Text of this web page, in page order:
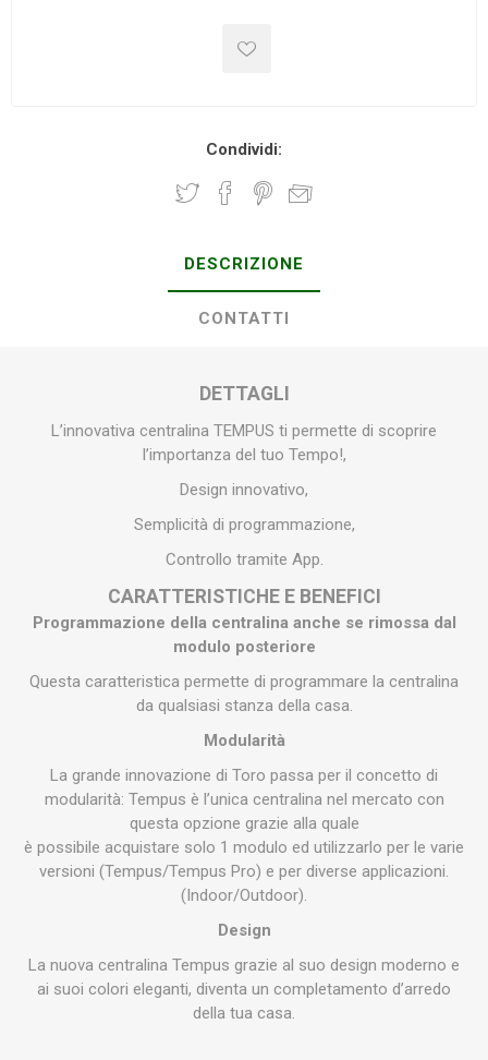
Condividi:
DESCRIZIONE
CONTATTI
DETTAGLI
L’innovativa centralina TEMPUS ti permette di scoprire
l’importanza del tuo Tempo!,
Design innovativo,
Semplicità di programmazione,
Controllo tramite App.
CARATTERISTICHE E BENEFICI
Programmazione della centralina anche se rimossa dal
modulo posteriore
Questa caratteristica permette di programmare la centralina
da qualsiasi stanza della casa.
Modularità
La grande innovazione di Toro passa per il concetto di
modularità: Tempus è l’unica centralina nel mercato con
questa opzione grazie alla quale
è possibile acquistare solo 1 modulo ed utilizzarlo per le varie
versioni (Tempus/Tempus Pro) e per diverse applicazioni.
(Indoor/Outdoor).
Design
La nuova centralina Tempus grazie al suo design moderno e
ai suoi colori eleganti, diventa un completamento d’arredo
della tua casa.